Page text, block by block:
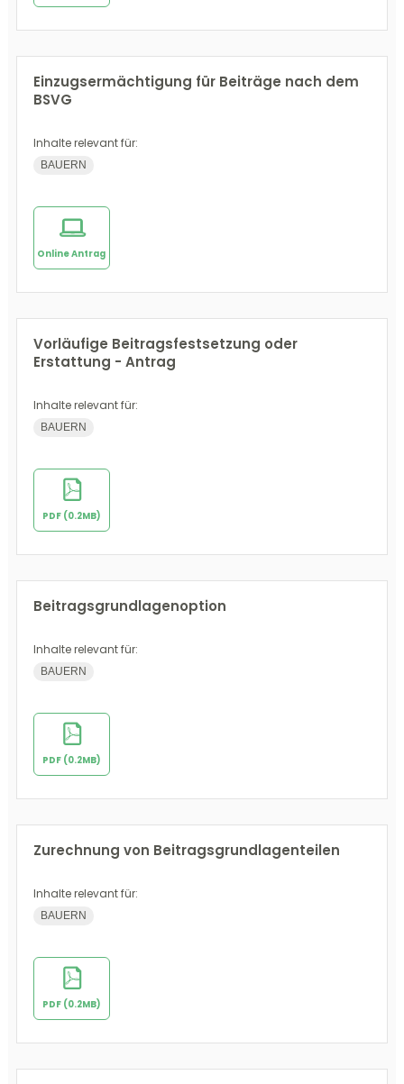
Einzugsermächtigung für Beiträge nach dem
BSVG
Inhalte relevant für:
BAUERN
Online Antrag
Vorläufige Beitragsfestsetzung oder
Erstattung - Antrag
Inhalte relevant für:
BAUERN
PDF (0.2MB)
Beitragsgrundlagenoption
Inhalte relevant für:
BAUERN
PDF (0.2MB)
Zurechnung von Beitragsgrundlagenteilen
Inhalte relevant für:
BAUERN
PDF (0.2MB)